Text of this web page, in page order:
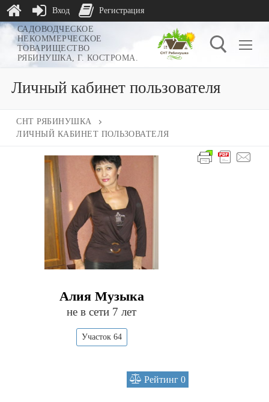
Перейти
содержимому
САДОВОДЧЕСКОЕ
НЕКОММЕРЧЕСКОЕ
ТОВАРИЩЕСТВО
РЯБИНУШКА, Г. КОСТРОМА.
Личный кабинет пользователя
СНТ РЯБИНУШКА
ЛИЧНЫЙ КАБИНЕТ ПОЛЬЗОВАТЕЛЯ
Алия Музыка
не в сети 7 лет
Участок 64
Рейтинг 0
Вход Регистрация